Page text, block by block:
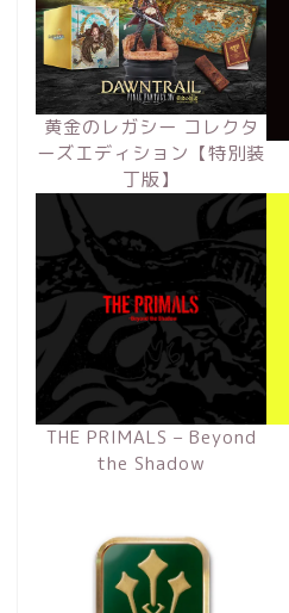
黄金のレガシー コレクタ
ーズエディション【特別装
丁版】
THE PRIMALS – Beyond
the Shadow